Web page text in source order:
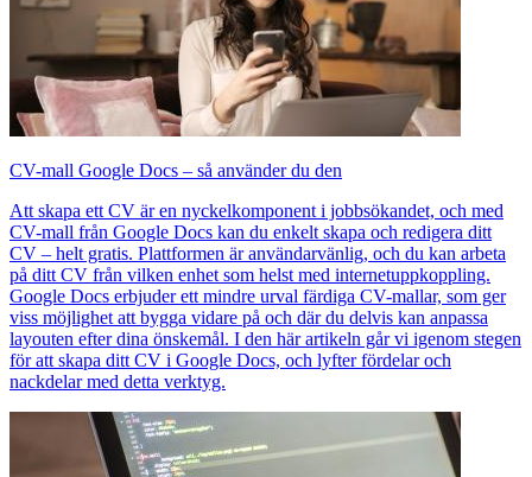
CV-mall Google Docs – så använder du den
Att skapa ett CV är en nyckelkomponent i jobbsökandet, och med
CV-mall från Google Docs kan du enkelt skapa och redigera ditt
CV – helt gratis. Plattformen är användarvänlig, och du kan arbeta
på ditt CV från vilken enhet som helst med internetuppkoppling.
Google Docs erbjuder ett mindre urval färdiga CV-mallar, som ger
viss möjlighet att bygga vidare på och där du delvis kan anpassa
layouten efter dina önskemål. I den här artikeln går vi igenom stegen
för att skapa ditt CV i Google Docs, och lyfter fördelar och
nackdelar med detta verktyg.